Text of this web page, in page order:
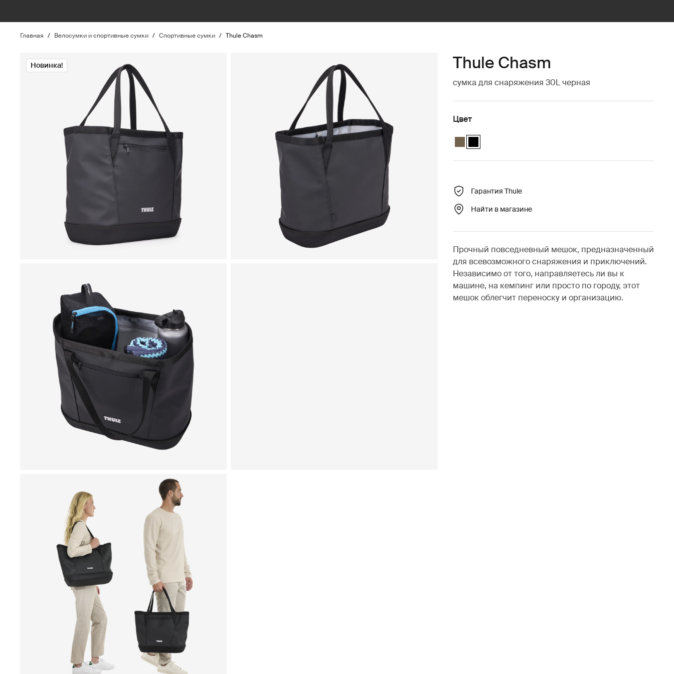
Главная / Велосумки и спортивные сумки / Спортивные сумки / Thule Chasm
Новинка! Thule Chasm
сумка для снаряжения 30L черная
Цвет
Thule Chasm gear tote 30L Темный хаки
Thule Chasm gear tote 30L Чёрный (selected)
Гарантия Thule
Найти в магазине
Прочный повседневный мешок, предназначенный
для всевозможного снаряжения и приключений.
Независимо от того, направляетесь ли вы к
машине, на кемпинг или просто по городу, этот
мешок облегчит переноску и организацию.